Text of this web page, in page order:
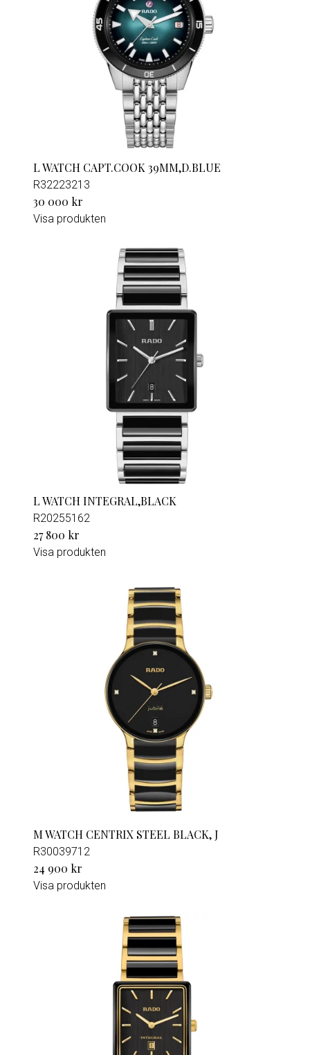
L WATCH CAPT.COOK 39MM,D.BLUE
R32223213
30 000 kr
Visa produkten
L WATCH INTEGRAL,BLACK
R20255162
27 800 kr
Visa produkten
M WATCH CENTRIX STEEL BLACK, J
R30039712
24 900 kr
Visa produkten